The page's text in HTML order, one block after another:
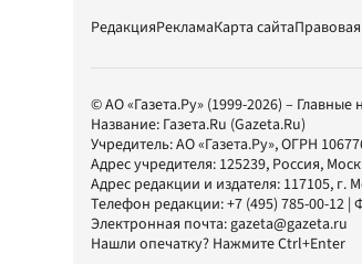
РедакцияРекламаКарта сайта
© АО «Газета.Ру» (1999-2026) – Главные
Название: Газета.Ru (Gazeta.Ru)
Учредитель:АО «Газета.Ру», ОГРН
Адрес учредителя: 125239, Россия,
Адрес редакции и издателя: 117105, г.
Телефон редакции:+7 (495) 785-00-12 |
Электронная почта:gazeta@gazeta.ru
Нашли опечатку? Нажмите Ctrl+Enter